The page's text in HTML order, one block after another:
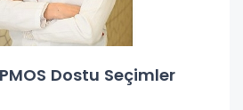
Dostu Seçimler